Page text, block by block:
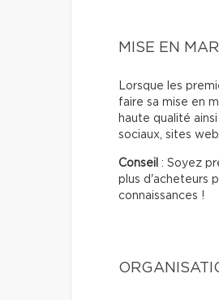
MISE EN
Lorsque les
faire sa mise en
haute qualité
sociaux, sites
Conseil : Soyez
plus d'acheteurs
connaissances !